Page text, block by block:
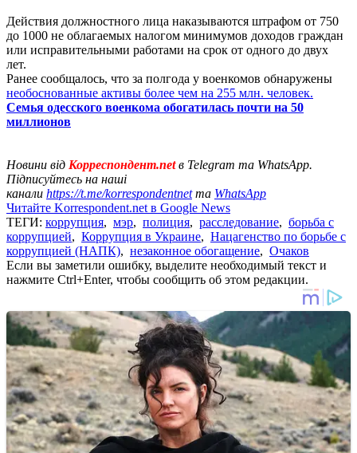
Действия должностного лица наказываются штрафом от 750
до 1000 не облагаемых налогом минимумов доходов граждан
или исправительными работами на срок от одного до двух
лет.
Ранее сообщалось, что за полгода у военкомов обнаружены
необоснованные активы более чем на 255 млн. человек.
Семья одесского военкома обогатилась почти на 50
миллионов
Новини від Корреспондент.netв Telegram та WhatsApp.
Підписуйтесь на наші
канали https://t.me/korrespondentnetта WhatsApp
Читайте Korrespondent.net в Google News
ТЕГИ: коррупция, мэр, полиция, расследование, борьба с
коррупцией, Коррупция в Украине, Нацагенство по борьбе с
коррупцией (НАПК), незаконное обогащение, Очаков
Если вы заметили ошибку, выделите необходимый текст и
нажмите Ctrl+Enter, чтобы сообщить об этом редакции.